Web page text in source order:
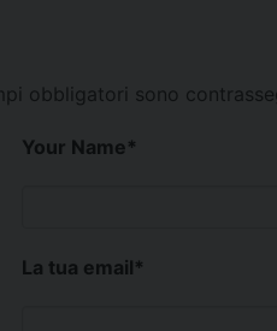
obbligatori sono
Your Name*
La tua email*